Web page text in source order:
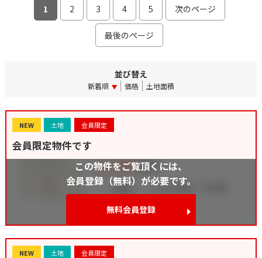
1
2 3 4 5 次のページ
最後のページ
並び替え
新着順 価格 土地面積
NEW 土地 会員限定
会員限定物件です
この物件をご覧頂くには、
会員登録（無料）が必要です。
無料会員登録
NEW 土地 会員限定